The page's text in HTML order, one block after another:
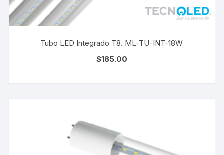
Tubo LED Integrado T8. ML-TU-INT-18W
$185.00